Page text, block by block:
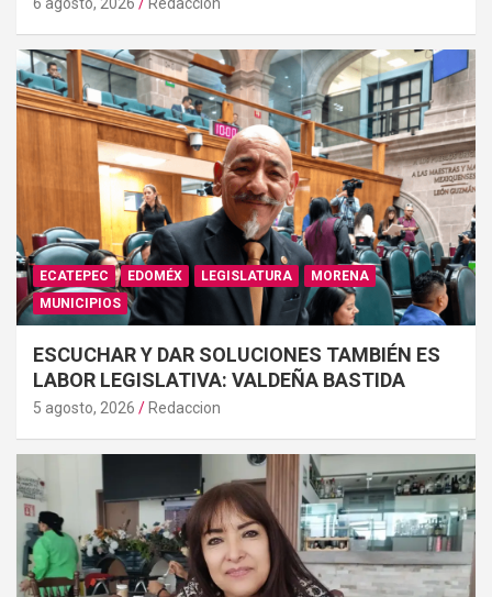
6 agosto, 2026 Redaccion
ECATEPEC EDOMÉX LEGISLATURA
MORENA
MUNICIPIOS
ESCUCHAR Y DAR SOLUCIONES TAMBIÉN ES
LABOR LEGISLATIVA: VALDEÑA BASTIDA
5 agosto, 2026 Redaccion